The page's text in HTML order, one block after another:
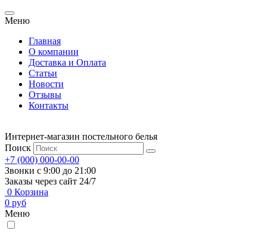
Меню
Главная
О компании
Доставка и Оплата
Статьи
Новости
Отзывы
Контакты
Интернет-магазин постельного белья
Поиск
+7 (000) 000-00-00
Звонки с 9:00 до 21:00
Заказы через сайт 24/7
0 Корзина
0 руб
Меню